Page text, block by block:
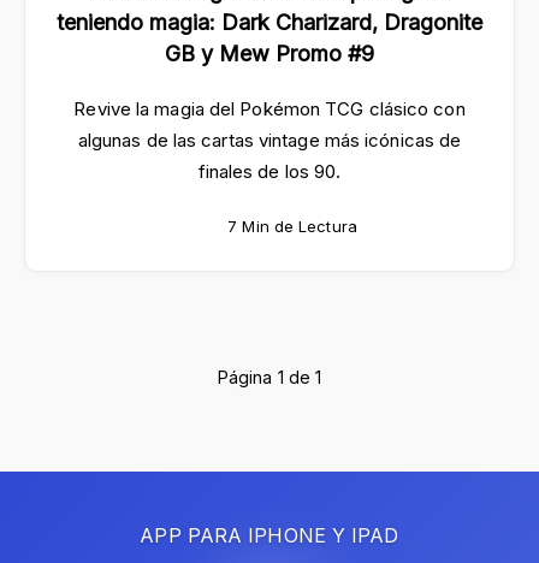
teniendo magia: Dark Charizard, Dragonite
GB y Mew Promo #9
Revive la magia del Pokémon TCG clásico con
algunas de las cartas vintage más icónicas de
finales de los 90.
7 Min de Lectura
Página 1 de 1
APP PARA IPHONE Y IPAD